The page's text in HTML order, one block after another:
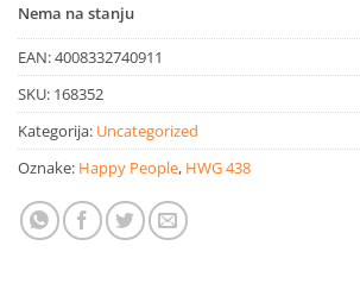
Nema na stanju
EAN:4008332740911
SKU: 168352
Kategorija: Uncategorized
Oznake: Happy People, HWG 438